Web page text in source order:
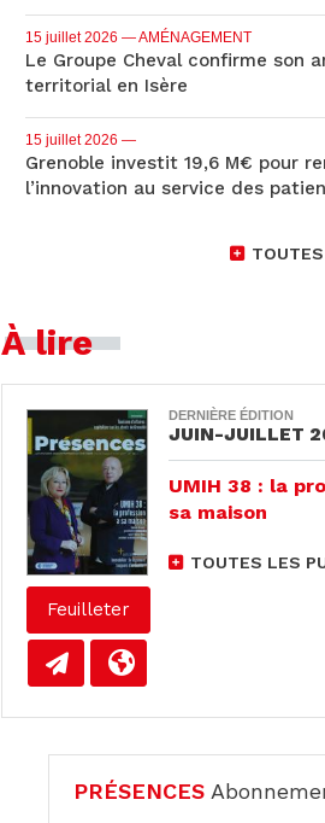
15 juillet 2026 — AMÉNAGEMENT
Le Groupe Cheval confirme son
territorial en Isère
15 juillet 2026 —
Grenoble investit 19,6 M€ pour
l’innovation au service des
À lire
Feuilleter
DERNIÈRE ÉDITION
JUIN-JUILLET
UMIH 38 : la
sa maison
TOUTES LES
PRÉSENCES